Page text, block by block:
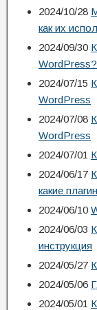
2024/10/28
как их
2024/09/30
WordPress?
2024/07/15
WordPress
2024/07/08
WordPress
2024/07/01
2024/06/17
какие
2024/06/10
2024/06/03
инструкция
2024/05/27
2024/05/06
2024/05/01